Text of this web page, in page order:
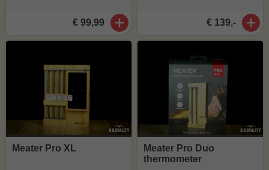
€ 99,99
Meater Pro XL
Meater Pro Duo
thermometer
€ 139,-